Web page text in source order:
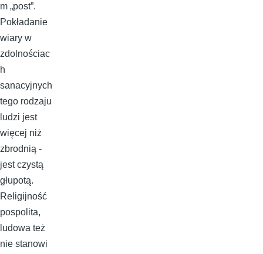
m „post”.
Pokładanie
wiary w
zdolnościac
h
sanacyjnych
tego rodzaju
ludzi jest
więcej niż
zbrodnią -
jest czystą
głupotą.
Religijność
pospolita,
ludowa też
nie stanowi